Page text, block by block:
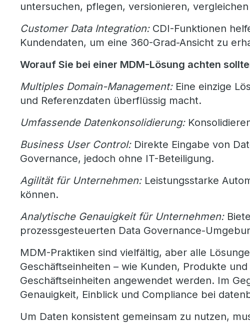
untersuchen, pflegen, versionieren,
Customer Data Integration:CDI-Funktionen
Kundendaten, um eine 360-Grad-Ansicht zu
Worauf Sie bei einer MDM-Lösung achten
Multiples Domain-Management:Eine einzige
und Referenzdaten überflüssig macht.
Umfassende Datenkonsolidierung:
Business User Control:Direkte Eingabe von
Governance, jedoch ohne IT-Beteiligung.
Agilität für Unternehmen:Leistungsstarke
können.
Analytische Genauigkeit für Unternehmen:
prozessgesteuerten Data Governance-
MDM-Praktiken sind vielfältig, aber alle
Geschäftseinheiten – wie Kunden, Produkte
Geschäftseinheiten angewendet werden. Im
Genauigkeit, Einblick und Compliance bei
Um Daten konsistent gemeinsam zu nutzen,